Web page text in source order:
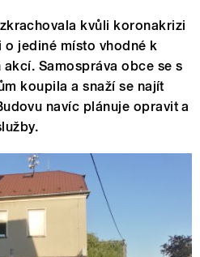
kvůli koronakrizi
jediné místo vhodné k
Samospráva obce se s
koupila a snaží se najít
navíc plánuje opravit a